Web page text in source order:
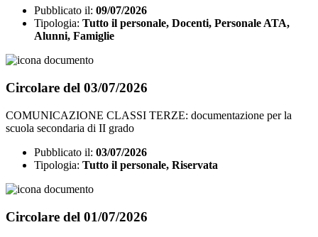
Pubblicato il: 09/07/2026
Tipologia: Tutto il personale, Docenti, Personale ATA,
Alunni, Famiglie
Circolare del 03/07/2026
COMUNICAZIONE CLASSI TERZE: documentazione per la
scuola secondaria di II grado
Pubblicato il: 03/07/2026
Tipologia: Tutto il personale, Riservata
Circolare del 01/07/2026